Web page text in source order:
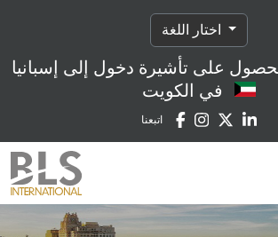
على تأشيرة دخول إلى إسبانيا
اتبعنا